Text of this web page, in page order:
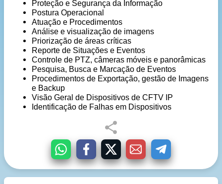
Proteção e Segurança da Informação
Postura Operacional
Atuação e Procedimentos
Análise e visualização de imagens
Priorização de áreas críticas
Reporte de Situações e Eventos
Controle de PTZ, câmeras móveis e panorâmicas
Pesquisa, Busca e Marcação de Eventos
Procedimentos de Exportação, gestão de Imagens
e Backup
Visão Geral de Dispositivos de CFTV IP
Identificação de Falhas em Dispositivos